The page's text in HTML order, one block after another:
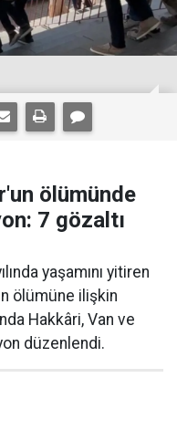
ölümünde
7 gözaltı
yaşamını yitiren
ölümüne ilişkin
Hakkâri, Van ve
düzenlendi.